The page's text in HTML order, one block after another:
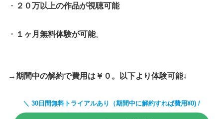
・ ２０万以上の作品が視聴可能
・ １ヶ月無料体験が可能。
→期間中の解約で費用は￥０。以下より体験可能↓
＼ 30日間無料トライアルあり（期間中に解約すれば費用¥0) /